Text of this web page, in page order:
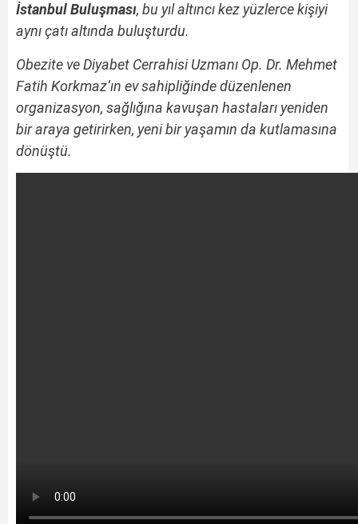
İstanbul Buluşması, bu yıl altıncı kez yüzlerce kişiyi
aynı çatı altında buluşturdu.
Obezite ve Diyabet Cerrahisi Uzmanı Op. Dr. Mehmet
Fatih Korkmaz’ın ev sahipliğinde düzenlenen
organizasyon, sağlığına kavuşan hastaları yeniden
bir araya getirirken, yeni bir yaşamın da kutlamasına
dönüştü.